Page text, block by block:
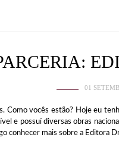
01
estão? Hoje eu tenho o
e possuí diversas obras
conhecer mais sobre a Editora